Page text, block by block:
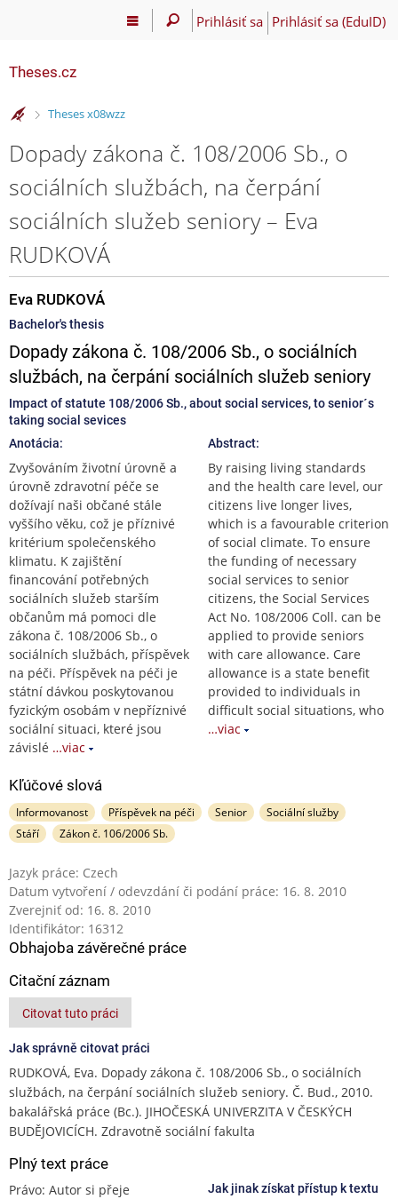
Prihlásiť sa Prihlásiť sa (EduID)
Theses.cz
>
Theses x08wzz
Dopady zákona č. 108/2006 Sb., o
sociálních službách, na čerpání
sociálních služeb seniory – Eva
RUDKOVÁ
Eva RUDKOVÁ
Bachelor's thesis
Dopady zákona č. 108/2006 Sb., o sociálních
službách, na čerpání sociálních služeb seniory
Impact of statute 108/2006 Sb., about social services, to senior´s
taking social sevices
Anotácia:
Zvyšováním životní úrovně a
úrovně zdravotní péče se
dožívají naši občané stále
vyššího věku, což je příznivé
kritérium společenského
klimatu. K zajištění
financování potřebných
sociálních služeb starším
občanům má pomoci dle
zákona č. 108/2006 Sb., o
sociálních službách, příspěvek
na péči. Příspěvek na péči je
státní dávkou poskytovanou
fyzickým osobám v nepříznivé
sociální situaci, které jsou
závislé …viac
Abstract:
By raising living standards
and the health care level, our
citizens live longer lives,
which is a favourable criterion
of social climate. To ensure
the funding of necessary
social services to senior
citizens, the Social Services
Act No. 108/2006 Coll. can be
applied to provide seniors
with care allowance. Care
allowance is a state benefit
provided to individuals in
difficult social situations, who
…viac
Kľúčové slová
Informovanost Příspěvek na péči Senior
Sociální služby
Stáří
Zákon č. 106/2006 Sb.
Jazyk práce: Czech
Datum vytvoření / odevzdání či podání práce: 16. 8. 2010
Zverejniť od: 16. 8. 2010
Identifikátor: 16312
Obhajoba závěrečné práce
Citační záznam
Citovat tuto práci
Jak správně citovat práci
RUDKOVÁ, Eva. Dopady zákona č. 108/2006 Sb., o sociálních
službách, na čerpání sociálních služeb seniory. Č. Bud., 2010.
bakalářská práce (Bc.). JIHOČESKÁ UNIVERZITA V ČESKÝCH
BUDĚJOVICÍCH. Zdravotně sociální fakulta
Plný text práce
Právo: Autor si přeje
Jak jinak získat přístup k textu